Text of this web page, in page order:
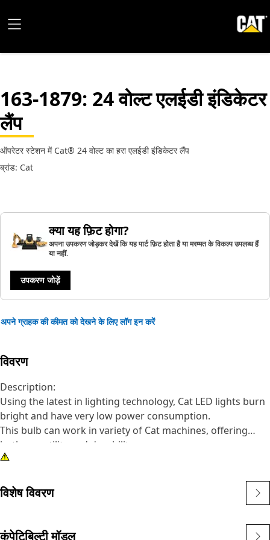
163-1879: 24 वोल्ट एलईडी इंडिकेटर
लैंप
ऑपरेटर स्टेशन में Cat® 24 वोल्ट का हरा एलईडी इंडिकेटर लैंप
ब्रांड: Cat
क्या यह फ़िट होगा?
अपना उपकरण जोड़कर देखें कि यह पार्ट फ़िट होता है या मरम्मत के विकल्प उपलब्ध हैं
या नहीं.
उपकरण जोड़ें
अपने ग्राहक की कीमत को देखने के लिए लॉग इन करें
विवरण
Description:
Using the latest in lighting technology, Cat LED lights burn
bright and have very low power consumption.
This bulb can work in variety of Cat machines, offering
both versatility and durability.
Attributes:
• T-3 1/4 bulb size
• W-2 base size
विशेष विवरण
कंपेटिबिल्टी मॉडल